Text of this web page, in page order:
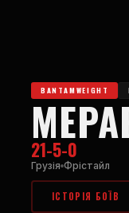
BANTAMWEIGHT
21-5-0
Грузія Фрістайл
ІСТОРІЯ БОЇВ